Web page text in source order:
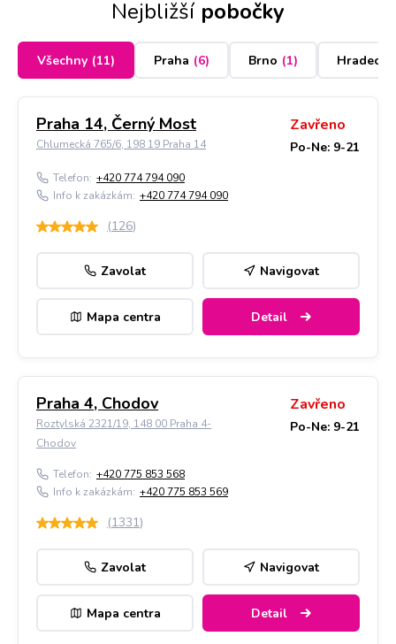
Nejbližší pobočky
Všechny (11) Praha (6) Brno (1) Hradec
Praha 14, Černý Most
Chlumecká 765/6, 198 19 Praha 14
Zavřeno
Po-Ne: 9-21
Telefon: +420 774 794 090
Info k zakázkám: +420 774 794 090
(126)
Zavolat Navigovat
Mapa centra Detail
Praha 4, Chodov
Roztylská 2321/19, 148 00 Praha 4-
Chodov
Zavřeno
Po-Ne: 9-21
Telefon: +420 775 853 568
Info k zakázkám: +420 775 853 569
(1331)
Zavolat Navigovat
Mapa centra Detail